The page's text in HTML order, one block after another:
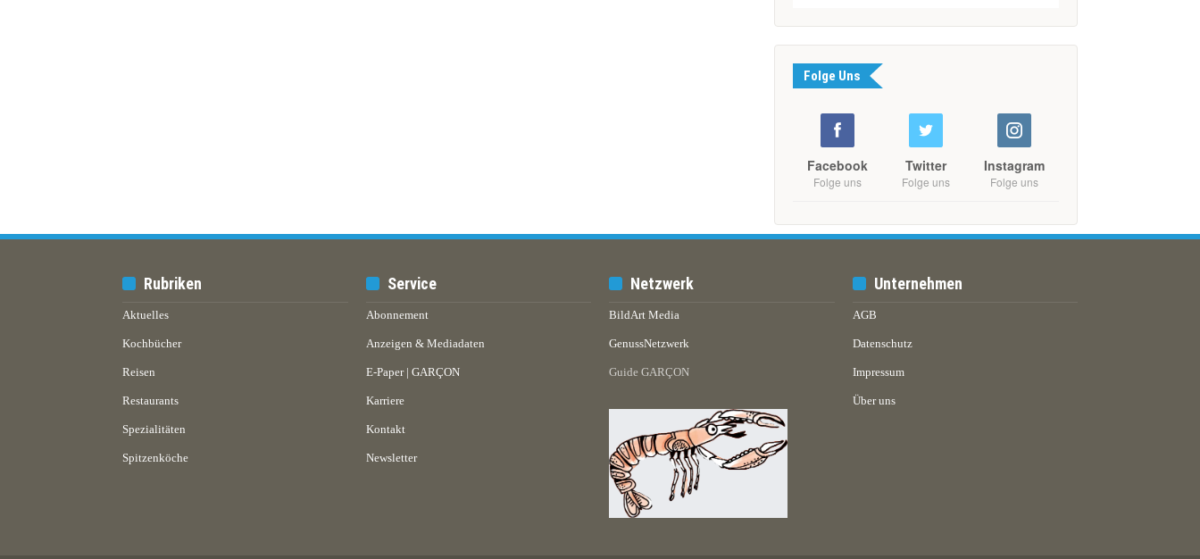
Folge Uns
Facebook
Folge uns
Twitter
Folge uns
Instagram
Folge uns
Rubriken
Aktuelles
Kochbücher
Reisen
Restaurants
Spezialitäten
Spitzenköche
Service
Abonnement
Anzeigen & Mediadaten
E-Paper | GARÇON
Karriere
Kontakt
Newsletter
Netzwerk
BildArt Media
GenussNetzwerk
Guide GARÇON
Unternehmen
AGB
Datenschutz
Impressum
Über uns